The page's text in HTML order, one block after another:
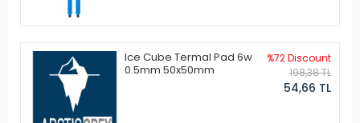
Ice Cube Termal Pad 6w
0.5mm 50x50mm
%72 Discount
198,38 TL
54,66 TL